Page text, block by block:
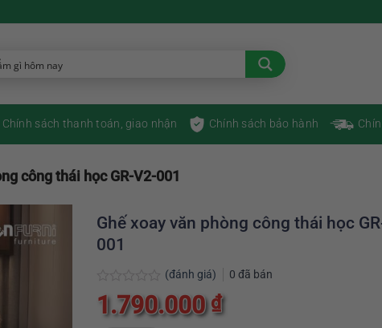
Chính sách thanh toán, giao nhận Chính sách bảo hành
công thái học GR-V2-001
Ghế xoay văn phòng công thái học
001
Được
xếp
hạng
(đánh giá) 0 đã bán
1.790.000₫